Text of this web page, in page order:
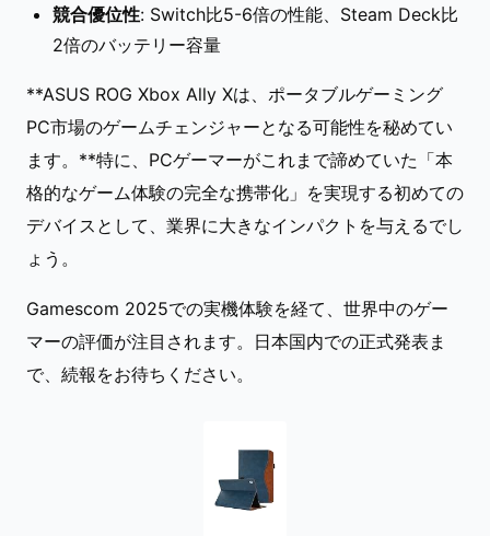
競合優位性: Switch比5-6倍の性能、Steam Deck比
2倍のバッテリー容量
**ASUS ROG Xbox Ally Xは、ポータブルゲーミング
PC市場のゲームチェンジャーとなる可能性を秘めてい
ます。**特に、PCゲーマーがこれまで諦めていた「本
格的なゲーム体験の完全な携帯化」を実現する初めての
デバイスとして、業界に大きなインパクトを与えるでし
ょう。
Gamescom 2025での実機体験を経て、世界中のゲー
マーの評価が注目されます。日本国内での正式発表ま
で、続報をお待ちください。